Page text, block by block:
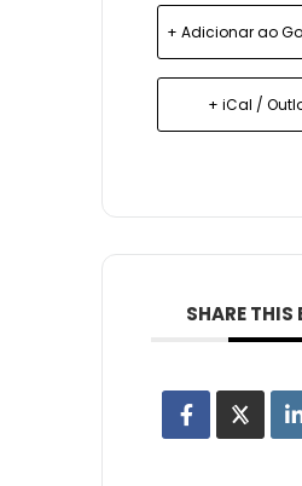
+ Adicionar ao
+ iCal /
SHARE THIS